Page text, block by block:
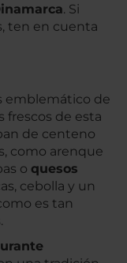
. Si
ten en cuenta
emblemático de
frescos de esta
de centeno
como arenque
o quesos
cebolla y un
es tan